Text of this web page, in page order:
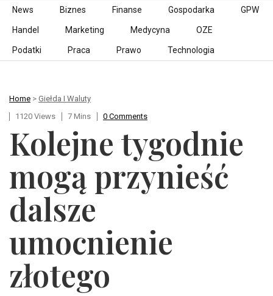
Skip to content
News Biznes Finanse Gospodarka GPW
Handel Marketing Medycyna OZE
Podatki Praca Prawo Technologia
Home > Giełda I Waluty
1120 Views
7 Mins 0 Comments
Kolejne tygodnie
mogą przynieść
dalsze
umocnienie
złotego